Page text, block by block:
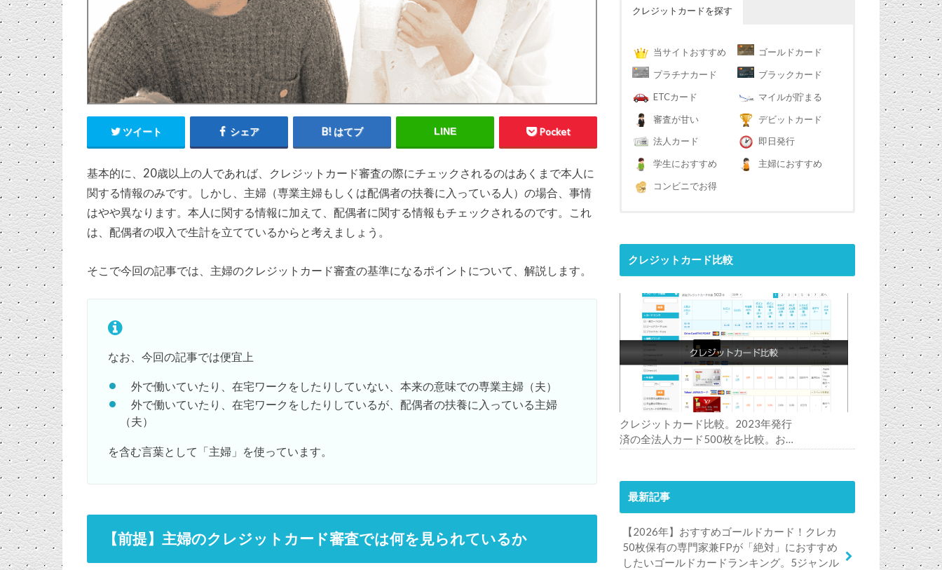
ツイート シェア はてブ LINE Pocket
基本的に、20歳以上の人であれば、クレジットカード審査の際にチェックされるのはあくまで本人に
関する情報のみです。しかし、主婦（専業主婦もしくは配偶者の扶養に入っている人）の場合、事情
はやや異なります。本人に関する情報に加えて、配偶者に関する情報もチェックされるのです。これ
は、配偶者の収入で生計を立てているからと考えましょう。
そこで今回の記事では、主婦のクレジットカード審査の基準になるポイントについて、解説します。
なお、今回の記事では便宜上
外で働いていたり、在宅ワークをしたりしていない、本来の意味での専業主婦（夫）
外で働いていたり、在宅ワークをしたりしているが、配偶者の扶養に入っている主婦
（夫）
を含む言葉として「主婦」を使っています。
【前提】主婦のクレジットカード審査では何を見られているか
クレジットカードを探す
当サイトおすすめ
ゴールドカード
プラチナカード
ブラックカード
ETCカード
マイルが貯まる
審査が甘い
デビットカード
法人カード
即日発行
学生におすすめ
主婦におすすめ
コンビニでお得
クレジットカード比較
クレジットカード比較。2023年発行
済の全法人カード500枚を比較。お
最新記事
【2026年】おすすめゴールドカード！クレカ
50枚保有の専門家兼FPが「絶対」におすすめ
したいゴールドカードランキング。5ジャンル